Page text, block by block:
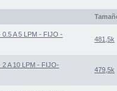
A 5 LPM - FIJO -
481,5k
A 10 LPM - FIJO-
479,5k